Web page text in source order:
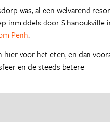
was, al een welvarend
inmiddels door Sihanoukville
Penh.
hier voor het eten, en dan
en de steeds betere